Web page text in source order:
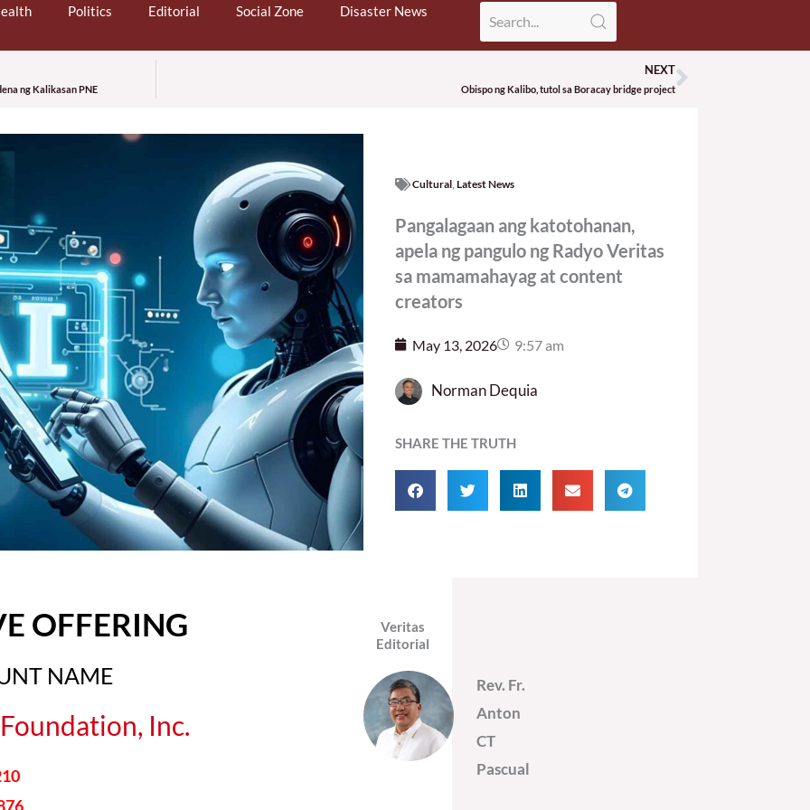
Politics Editorial Social Zone Disaster News
ng Kalikasan PNE
NEXT
Obispo ng Kalibo, tutol sa Boracay bridge projectNext
Cultural, Latest News
Pangalagaan ang katotohanan,
apela ng pangulo ng Radyo Veritas
sa mamamahayag at content
creators
May 13, 2026 9:57 am
Norman Dequia
SHARE THE TRUTH
OFFERING
NAME
Inc.
Veritas
Editorial
Rev. Fr.
Anton
CT
Pascual